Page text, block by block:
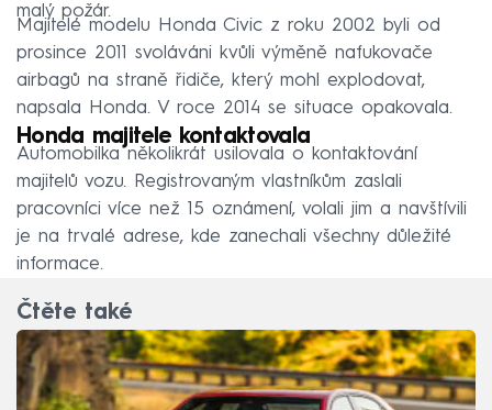
malý požár.
Majitelé modelu Honda Civic z roku 2002 byli od
prosince 2011 svoláváni kvůli výměně nafukovače
airbagů na straně řidiče, který mohl explodovat,
napsala Honda. V roce 2014 se situace opakovala.
Honda majitele kontaktovala
Automobilka několikrát usilovala o kontaktování
majitelů vozu. Registrovaným vlastníkům zaslali
pracovníci více než 15 oznámení, volali jim a navštívili
je na trvalé adrese, kde zanechali všechny důležité
informace.
Čtěte také